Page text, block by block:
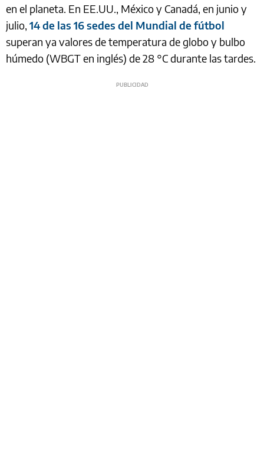
en el planeta. En EE.UU., México y Canadá, en junio y
julio, 14 de las 16 sedes del Mundial de fútbol
superan ya valores de temperatura de globo y bulbo
húmedo (WBGT en inglés) de 28 °C durante las tardes.